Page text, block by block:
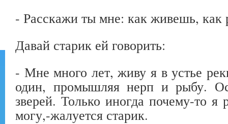
- Расскажи ты мне: как живешь, как
Давай старик ей говорить:
- Мне много лет, живу я в устье
один, промышляя нерп и рыбу.
зверей. Только иногда почему-то
могу,-жалуется старик.